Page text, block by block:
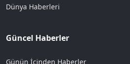
Dünya Haberleri
Güncel Haberler
Günün İçinden Haberler